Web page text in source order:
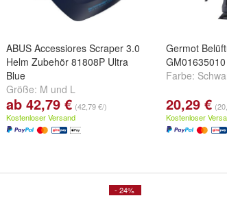
ABUS Accessiores Scraper 3.0
Helm Zubehör 81808P Ultra
Blue
Größe: M und L
ab 42,79 € (42,79 €/)
Kostenloser Versand
Germot
GM01635010
Farbe:
20,29 €
Kostenloser
- 24%